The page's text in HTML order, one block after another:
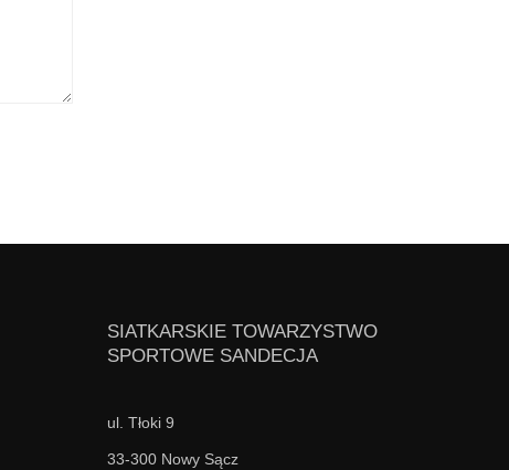
SIATKARSKIE TOWARZYSTWO
SPORTOWE SANDECJA
ul. Tłoki 9
33-300 Nowy Sącz